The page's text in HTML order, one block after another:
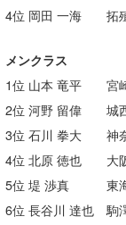
4位 岡田 一海 拓
メンクラス
1位 山本 竜平 宮
2位 河野 留偉 城
3位 石川 拳大 神
4位 北原 徳也 大
5位 堤 渉真 東
6位 長谷川 達也
mitsuteru
Yasunari Inoue
Yoshiyuki
DELTA
SURFMEDIA
Colors
WAVAL
波伝説アンバサ
福島寿実子
中浦“JET”章
進士剛光
☆加藤
Aichan
波伝説